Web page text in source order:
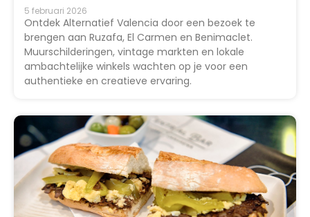
5 februari 2026
Ontdek Alternatief Valencia door een bezoek te
brengen aan Ruzafa, El Carmen en Benimaclet.
Muurschilderingen, vintage markten en lokale
ambachtelijke winkels wachten op je voor een
authentieke en creatieve ervaring.